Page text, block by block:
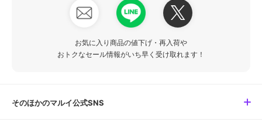
お気に入り商品の値下げ・再入荷や
おトクなセール情報がいち早く受け取れます！
そのほかのマルイ公式SNS